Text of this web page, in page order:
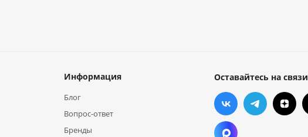
Информация
Блог
Вопрос-ответ
Бренды
Оставайтесь на связи